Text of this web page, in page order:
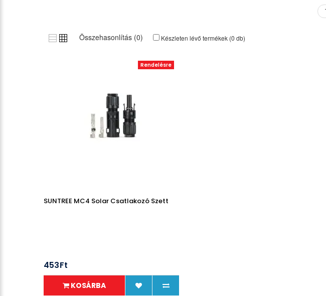
Összehasonlítás (0) Készleten lévő termékek (0 db)
Rendelésre
SUNTREE MC4 Solar Csatlakozó Szett
453Ft
KOSÁRBA